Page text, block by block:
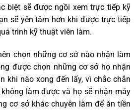
biệt sẽ được ngồi xem trực tiếp kỹ
sẽ yên tâm hơn khi được trực tiếp
trình kỹ thuật viên làm.
chọn những cơ sở nào nhận làm
được chọn những cơ sở họ nhận
khi nào xong đến lấy, vì chắc chắn
làm được và họ sẽ nhận máy
cơ sở khác chuyên làm để ăn tiền